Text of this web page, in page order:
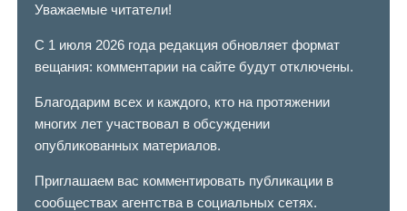
Уважаемые читатели!
С 1 июля 2026 года редакция обновляет формат
вещания: комментарии на сайте будут отключены.
Благодарим всех и каждого, кто на протяжении
многих лет участвовал в обсуждении
опубликованных материалов.
Приглашаем вас комментировать публикации в
сообществах агентства в социальных сетях.